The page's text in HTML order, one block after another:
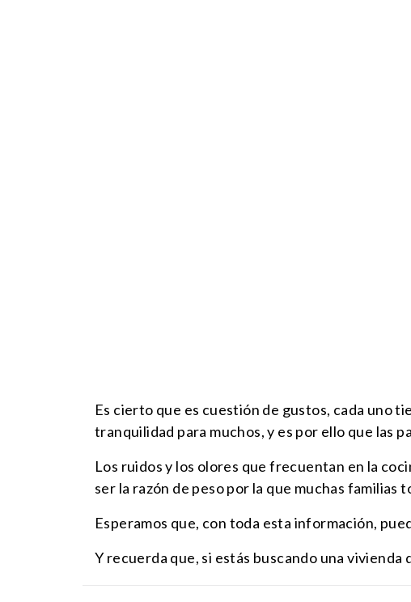
Es cierto que es cuestión de gustos, cada uno
tranquilidad para muchos, y es por ello que las
Los ruidos y los olores que frecuentan en la
ser la razón de peso por la que muchas
Esperamos que, con toda esta información,
Y recuerda que, si estás buscando una vivienda